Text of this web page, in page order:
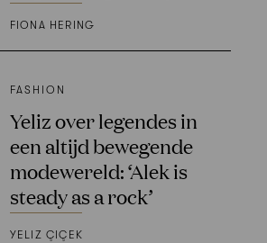
FIONA HERING
FASHION
Yeliz over legendes in
een altijd bewegende
modewereld: ‘Alek is
steady as a rock’
YELIZ ÇIÇEK